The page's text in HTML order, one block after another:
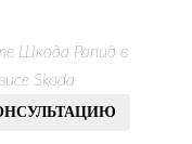
Шкода Рапид в
Skoda